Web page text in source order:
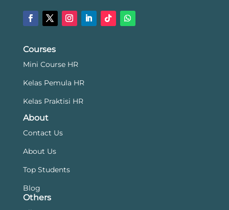
Courses
Mini Course HR
Kelas Pemula HR
Kelas Praktisi HR
About
Contact Us
About Us
Top Students
Blog
Others